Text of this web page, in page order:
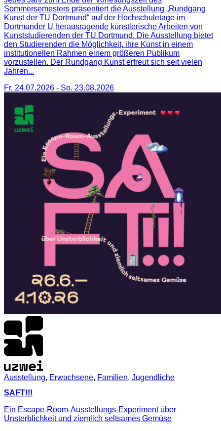
Sommersemesters präsentiert die Ausstellung „Rundgang
Kunst der TU Dortmund“ auf der Hochschuletage im
Dortmunder U herausragende künstlerische Arbeiten von
Kunststudierenden der TU Dortmund. Die Ausstellung bietet
den Studierenden die Möglichkeit, ihre Kunst in einem
institutionellen Rahmen einem größeren Publikum
vorzustellen. Der Rundgang Kunst erfreut sich seit vielen
Jahren...
Fr. 24.07.2026 - So. 23.08.2026
Ausstellung, Erwachsene, Familien, Jugendliche
SAFT!!!
Ein Escape-Room-Ausstellungs-Experiment über
Unsterblichkeit und ziemlich seltsames Gemüse